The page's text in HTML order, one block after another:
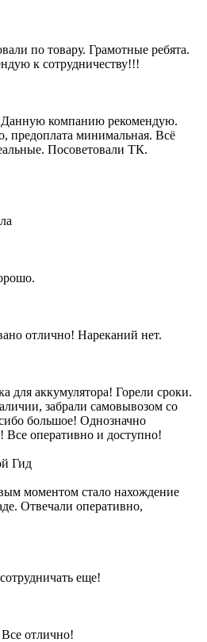
по товару. Грамотные ребята.
к сотрудничеству!!!
Данную компанию рекомендую.
предоплата минимальная. Всё
Посоветовали ТК.
отлично! Нареканий нет.
для аккумулятора! Горели сроки.
забрали самовывозом со
большое! Однозначно
оперативно и доступно!
Гид
моментом стало нахождение
Отвечали оперативно,
еще!
отлично!